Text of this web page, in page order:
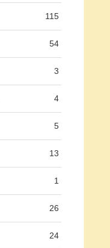
115
54
3
4
5
13
1
26
24